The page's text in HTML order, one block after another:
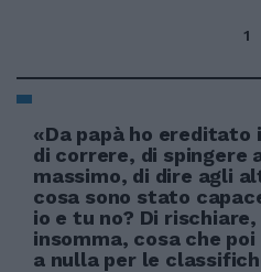
1
«Da papà ho ereditato
di correre, di spingere
massimo, di dire agli
cosa sono stato
io e tu no? Di rischiare,
insomma, cosa che poi
a nulla per le